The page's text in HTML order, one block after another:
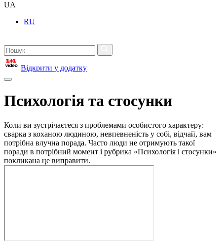
UA
RU
Відкрити у додатку
Психологія та стосунки
Коли ви зустрічаєтеся з проблемами особистого характеру:
сварка з коханою людиною, невпевненість у собі, відчай, вам
потрібна влучна порада. Часто люди не отримують такої
поради в потрібний момент і рубрика «Психологія і стосунки»
покликана це виправити.